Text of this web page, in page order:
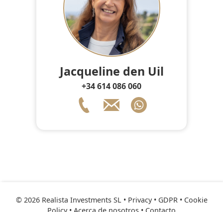
Jacqueline den Uil
+34 614 086 060
© 2026 Realista Investments SL • Privacy • GDPR• Cookie